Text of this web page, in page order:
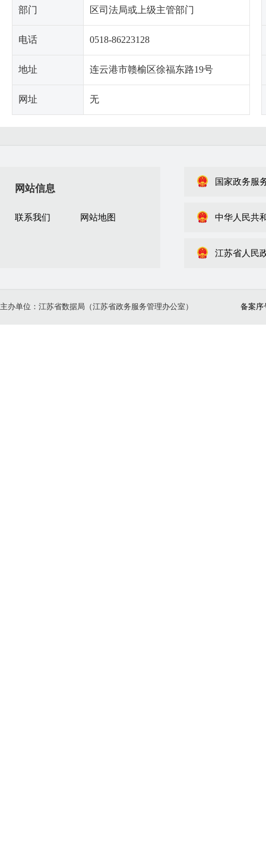
部门 区司法局或上级主管部门
电话 0518-86223128
地址 连云港市赣榆区徐福东路19号
网址 无
网站信息
联系我们 网站地图
国家政务服
中华人民共
江苏省人民
主办单位：江苏省数据局（江苏省政务服务管理办公室） 备案序